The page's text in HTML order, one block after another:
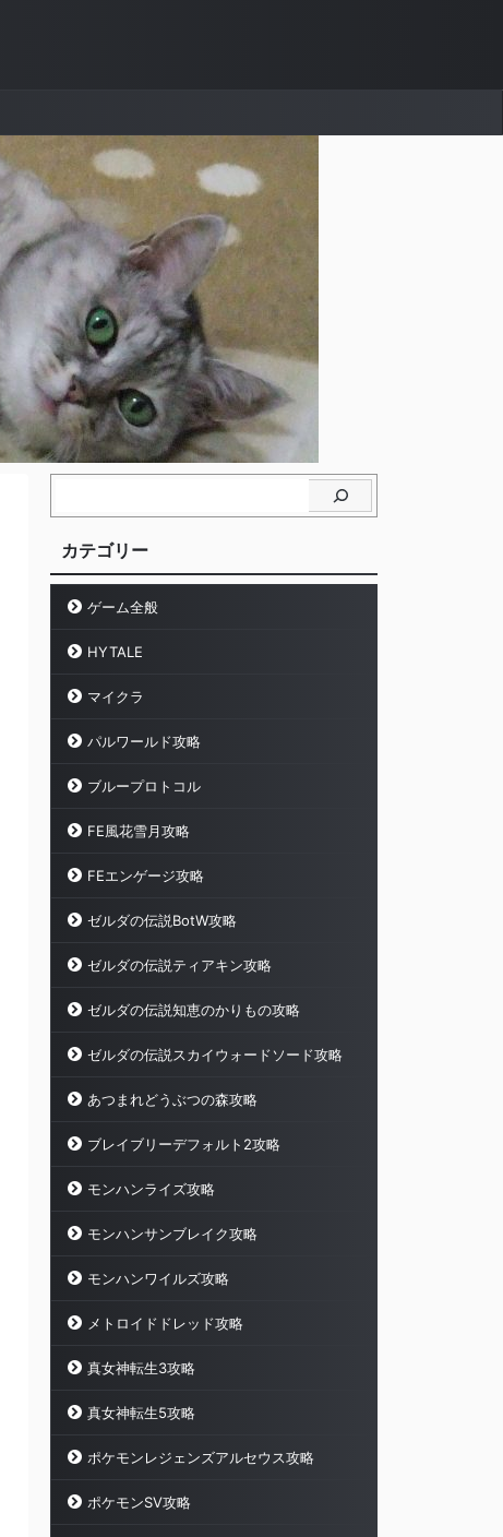
カテゴリー
ゲーム全般
HYTALE
マイクラ
パルワールド攻略
ブループロトコル
FE風花雪月攻略
FEエンゲージ攻略
ゼルダの伝説BotW攻略
ゼルダの伝説ティアキン攻略
ゼルダの伝説知恵のかりもの攻略
ゼルダの伝説スカイウォードソード攻略
あつまれどうぶつの森攻略
ブレイブリーデフォルト2攻略
モンハンライズ攻略
モンハンサンブレイク攻略
モンハンワイルズ攻略
メトロイドドレッド攻略
真女神転生3攻略
真女神転生5攻略
ポケモンレジェンズアルセウス攻略
ポケモンSV攻略